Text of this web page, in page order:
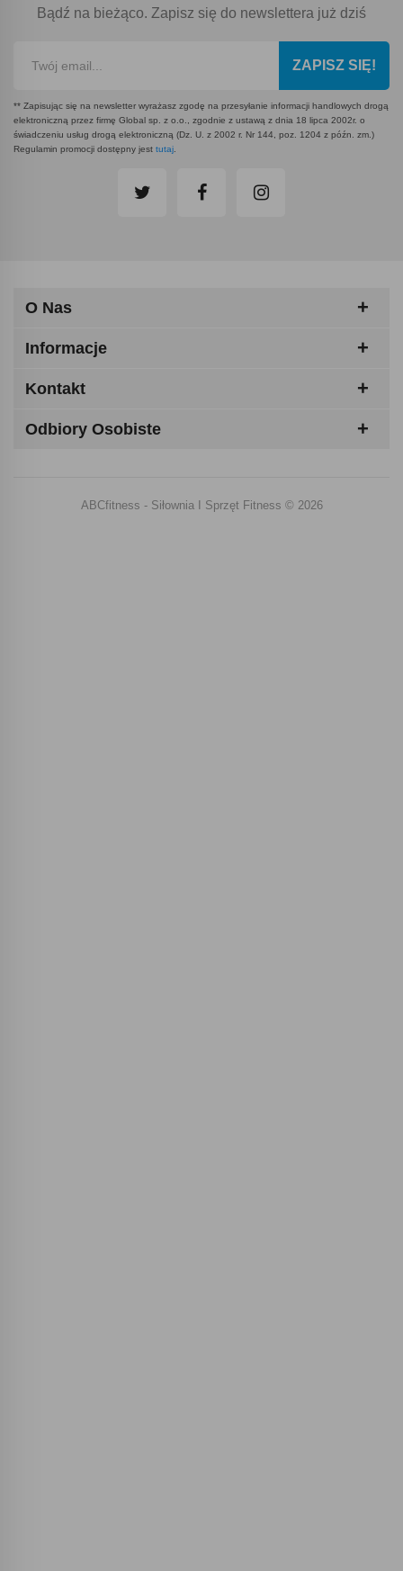
Bądź na bieżąco. Zapisz się do newslettera już dziś
ZAPISZ SIĘ!
** Zapisując się na newsletter wyrażasz zgodę na przesyłanie informacji handlowych drogą
elektroniczną przez firmę Global sp. z o.o., zgodnie z ustawą z dnia 18 lipca 2002r. o
świadczeniu usług drogą elektroniczną (Dz. U. z 2002 r. Nr 144, poz. 1204 z późn. zm.)
Regulamin promocji dostępny jest tutaj
O Nas
Informacje
Kontakt
Odbiory Osobiste
ABCfitness - Siłownia I Sprzęt Fitness © 2026